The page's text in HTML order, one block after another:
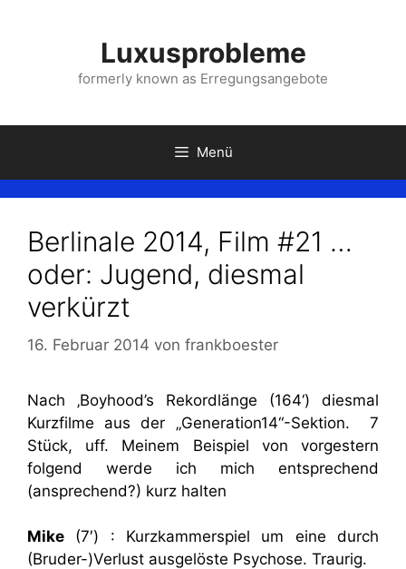
Luxusprobleme
formerly known as Erregungsangebote
Menü
Berlinale 2014, Film #21 …
oder: Jugend, diesmal
verkürzt
16. Februar 2014 von frankboester
Nach ‚Boyhood’s Rekordlänge (164‘) diesmal
Kurzfilme aus der „Generation14“-Sektion. 7
Stück, uff. Meinem Beispiel von vorgestern
folgend werde ich mich entsprechend
(ansprechend?) kurz halten
Mike (7′) : Kurzkammerspiel um eine durch
(Bruder-)Verlust ausgelöste Psychose. Traurig.